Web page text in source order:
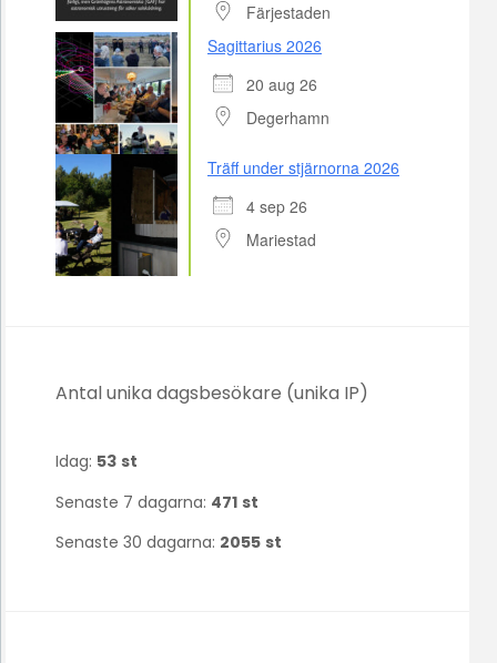
Färjestaden
Sagittarius 2026
20 aug 26
Degerhamn
Träff under stjärnorna 2026
4 sep 26
Mariestad
Antal unika dagsbesökare (unika IP)
Idag: 53 st
Senaste 7 dagarna: 471 st
Senaste 30 dagarna: 2055 st